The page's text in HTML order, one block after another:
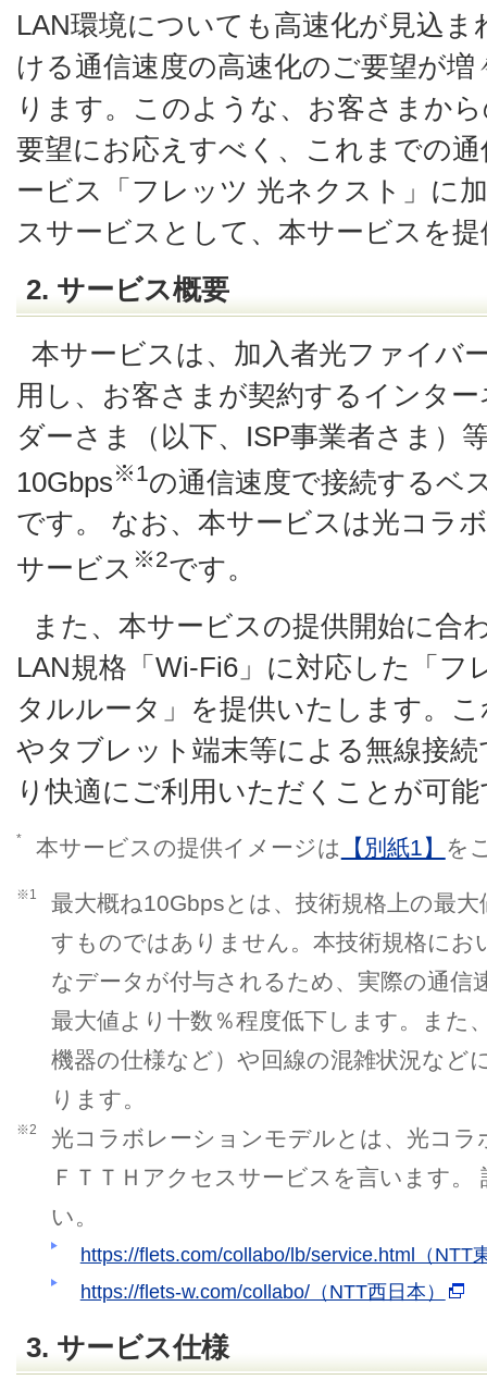
LAN環境についても高速化が見込
ける通信速度の高速化のご要望が
ります。このような、お客さまか
要望にお応えすべく、これまでの
ービス「フレッツ 光ネクスト」に
スサービスとして、本サービスを
2. サービス概要
本サービスは、加入者光ファイバ
用し、お客さまが契約するインタ
ダーさま（以下、ISP事業者さま）
10Gbps※1の通信速度で接続するベ
です。 なお、本サービスは光コラ
サービス ※2です。
また、本サービスの提供開始に合
LAN規格「Wi-Fi6」に対応した「フ
タルルータ」を提供いたします。
やタブレット端末等による無線接
り快適にご利用いただくことが可
* 本サービスの提供イメージは 【別紙1】 を
※1
最大概ね10Gbpsとは、技術規格上の最
すものではありません。本技術規格にお
なデータが付与されるため、実際の通信
最大値より十数％程度低下します。また
機器の仕様など）や回線の混雑状況など
ります。
※2
光コラボレーションモデルとは、光コ
ＦＴＴＨアクセスサービスを言います
い。
https://flets.com/collabo/lb/service.html（NTT
https://flets-w.com/collabo/（NTT西日本）
3. サービス仕様